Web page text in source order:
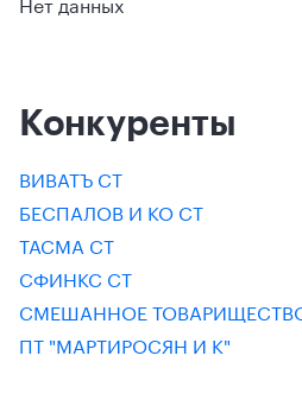
Конкуренты
ВИВАТЪ СТ
БЕСПАЛОВ И КО СТ
ТАСМА СТ
СФИНКС СТ
СМЕШАННОЕ
ПТ "МАРТИРОСЯН И К"